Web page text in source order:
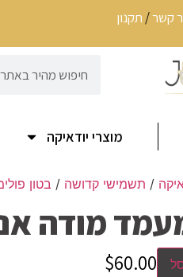
קשר/ תקנון
מוצרי יודאיקה
/ תשמישי קדושה / בטון
מודה
$60.00